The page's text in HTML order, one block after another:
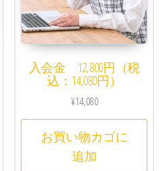
入会金 12,800円（税
込：14,080円）
¥14,080
お買い物カゴに
追加